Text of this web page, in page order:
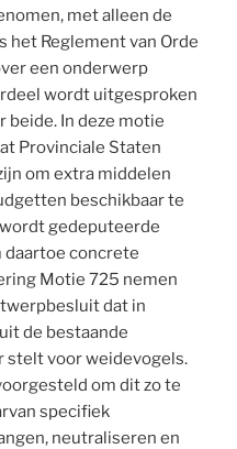
met alleen de
het Reglement van Orde
een onderwerp
wordt uitgesproken
beide. In deze motie
Provinciale Staten
om extra middelen
beschikbaar te
gedeputeerde
daartoe concrete
Motie 725 nemen
dat in
de bestaande
stelt voor weidevogels.
om dit zo te
specifiek
neutraliseren en